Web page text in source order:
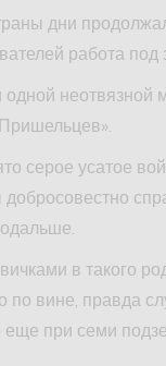
дни
работа под
неотвязной
серое усатое
в такого
по вине, правда
при семи